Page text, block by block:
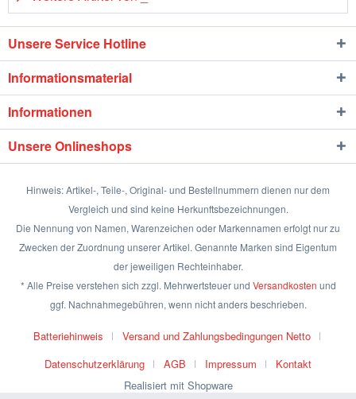
Unsere Service Hotline
Informationsmaterial
Informationen
Unsere Onlineshops
Hinweis: Artikel-, Teile-, Original- und Bestellnummern dienen nur dem
Vergleich und sind keine Herkunftsbezeichnungen.
Die Nennung von Namen, Warenzeichen oder Markennamen erfolgt nur zu
Zwecken der Zuordnung unserer Artikel. Genannte Marken sind Eigentum
der jeweiligen Rechteinhaber.
* Alle Preise verstehen sich zzgl. Mehrwertsteuer und Versandkosten und
ggf. Nachnahmegebühren, wenn nicht anders beschrieben.
Batteriehinweis
Versand und Zahlungsbedingungen Netto
Datenschutzerklärung
AGB Impressum
Kontakt
Realisiert mit Shopware